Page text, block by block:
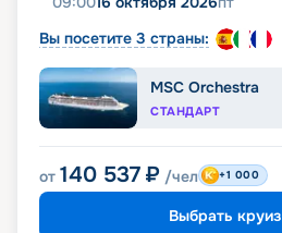
Вы посетите 3 страны:
MSC Orchestra
СТАНДАРТ
от 140 537 ₽ /чел +1 000
Выбрать круиз